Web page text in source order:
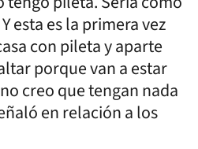
esta es la primera vez
con pileta y aparte
porque van a estar
creo que tengan nada
en relación a los